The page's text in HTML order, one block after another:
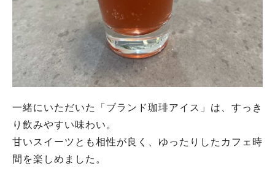
一緒にいただいた「ブランド珈琲アイス」は、すっき
り飲みやすい味わい。
甘いスイーツとも相性が良く、ゆったりしたカフェ時
間を楽しめました。